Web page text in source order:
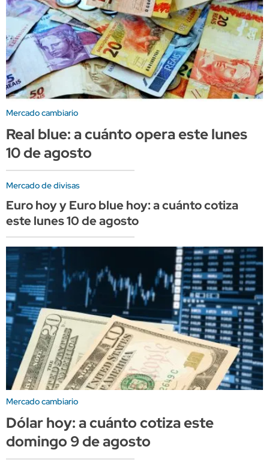
Mercado cambiario
Real blue: a cuánto opera este lunes
10 de agosto
Mercado de divisas
Euro hoy y Euro blue hoy: a cuánto cotiza
este lunes 10 de agosto
Mercado cambiario
Dólar hoy: a cuánto cotiza este
domingo 9 de agosto